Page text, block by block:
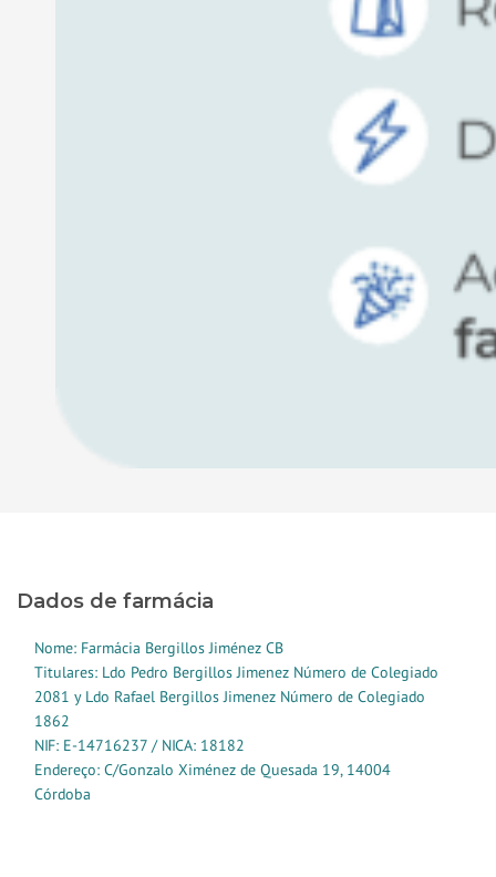
Dados de farmácia
Nome: Farmácia Bergillos Jiménez CB
Titulares: Ldo Pedro Bergillos Jimenez Número de Colegiado
2081 y Ldo Rafael Bergillos Jimenez Número de Colegiado
1862
NIF: E-14716237 / NICA: 18182
Endereço: C/Gonzalo Ximénez de Quesada 19, 14004
Córdoba